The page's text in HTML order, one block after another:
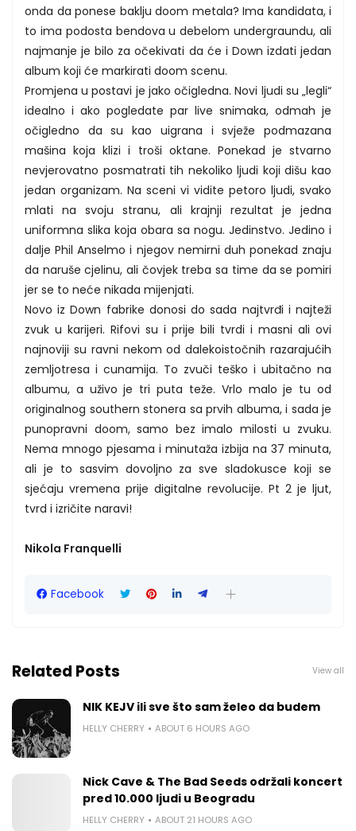
onda da ponese baklju doom metala? Ima kandidata, i
to ima podosta bendova u debelom undergraundu, ali
najmanje je bilo za očekivati da će i Down izdati jedan
album koji će markirati doom scenu.
Promjena u postavi je jako očigledna. Novi ljudi su „legli“
idealno i ako pogledate par live snimaka, odmah je
očigledno da su kao uigrana i svježe podmazana
mašina koja klizi i troši oktane. Ponekad je stvarno
nevjerovatno posmatrati tih nekoliko ljudi koji dišu kao
jedan organizam. Na sceni vi vidite petoro ljudi, svako
mlati na svoju stranu, ali krajnji rezultat je jedna
uniformna slika koja obara sa nogu. Jedinstvo. Jedino i
dalje Phil Anselmo i njegov nemirni duh ponekad znaju
da naruše cjelinu, ali čovjek treba sa time da se pomiri
jer se to neće nikada mijenjati.
Novo iz Down fabrike donosi do sada najtvrđi i najteži
zvuk u karijeri. Rifovi su i prije bili tvrdi i masni ali ovi
najnoviji su ravni nekom od dalekoistočnih razarajućih
zemljotresa i cunamija. To zvuči teško i ubitačno na
albumu, a uživo je tri puta teže. Vrlo malo je tu od
originalnog southern stonera sa prvih albuma, i sada je
punopravni doom, samo bez imalo milosti u zvuku.
Nema mnogo pjesama i minutaža izbija na 37 minuta,
ali je to sasvim dovoljno za sve sladokusce koji se
sjećaju vremena prije digitalne revolucije. Pt 2 je ljut,
tvrd i izričite naravi!
Nikola Franquelli
Facebook
Related Posts View all
NIK KEJV ili sve što sam želeo da budem
HELLY CHERRY ABOUT 6 HOURS AGO
Nick Cave & The Bad Seeds održali koncert
pred 10.000 ljudi u Beogradu
HELLY CHERRY ABOUT 21 HOURS AGO